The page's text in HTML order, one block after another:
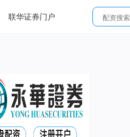
联华证券门户